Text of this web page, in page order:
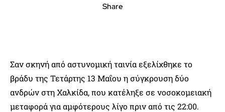
Share
Σαν σκηνή από αστυνομική ταινία εξελίχθηκε το
βράδυ της Τετάρτης 13 Μαΐου η σύγκρουση δύο
ανδρών στη Χαλκίδα, που κατέληξε σε νοσοκομειακή
μεταφορά για αμφότερους λίγο πριν από τις 22:00.